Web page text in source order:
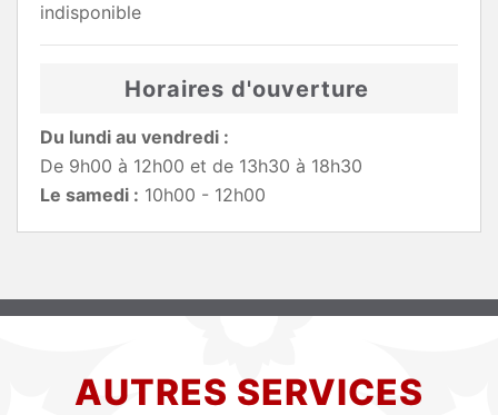
indisponible
Horaires d'ouverture
Du lundi au vendredi :
De 9h00 à 12h00 et de 13h30 à 18h30
Le samedi : 10h00 - 12h00
AUTRES SERVICES